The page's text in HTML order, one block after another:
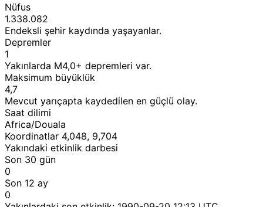
Nüfus
1.338.082
Endeksli şehir kaydında yaşayanlar.
Depremler
1
Yakınlarda M4,0+ depremleri var.
Maksimum büyüklük
4,7
Mevcut yarıçapta kaydedilen en güçlü olay.
Saat dilimi
Africa/Douala
Koordinatlar 4,048, 9,704
Yakındaki etkinlik darbesi
Son 30 gün
0
Son 12 ay
0